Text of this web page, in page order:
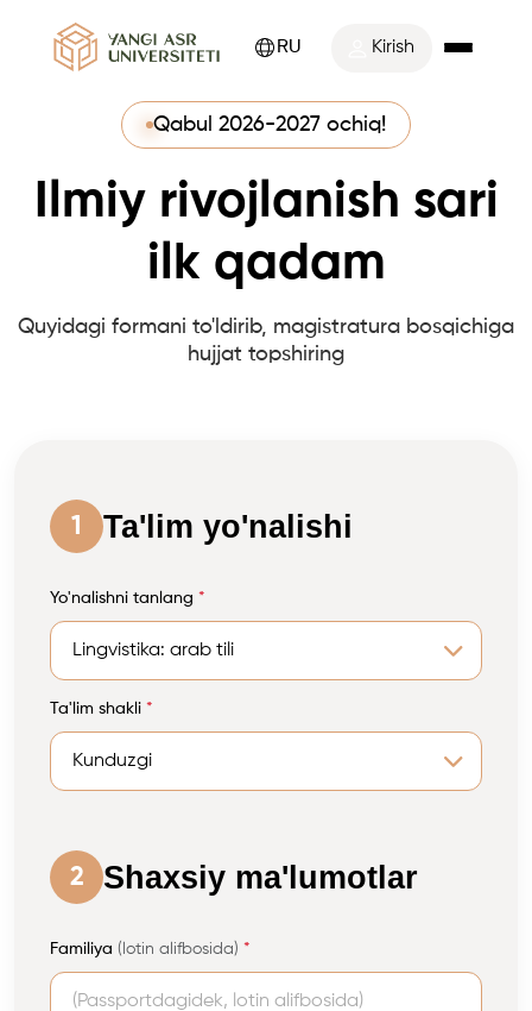
RU Kirish
Qabul 2026-2027 ochiq!
Ilmiy rivojlanish sari
ilk qadam
Quyidagi formani to'ldirib, magistratura bosqichiga
hujjat topshiring
1 Ta'lim yo'nalishi
Yo'nalishni tanlang *
Ta'lim shakli *
2 Shaxsiy ma'lumotlar
Familiya (lotin alifbosida) *